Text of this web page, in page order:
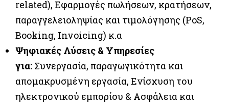
related), Εφαρμογές πωλήσεων, κρατήσεων,
παραγγελειοληψίας και τιμολόγησης (PoS,
Booking, Invoicing) κ.α
Ψηφιακές Λύσεις & Υπηρεσίες
για: Συνεργασία, παραγωγικότητα και
απομακρυσμένη εργασία, Ενίσχυση του
ηλεκτρονικού εμπορίου & Ασφάλεια και